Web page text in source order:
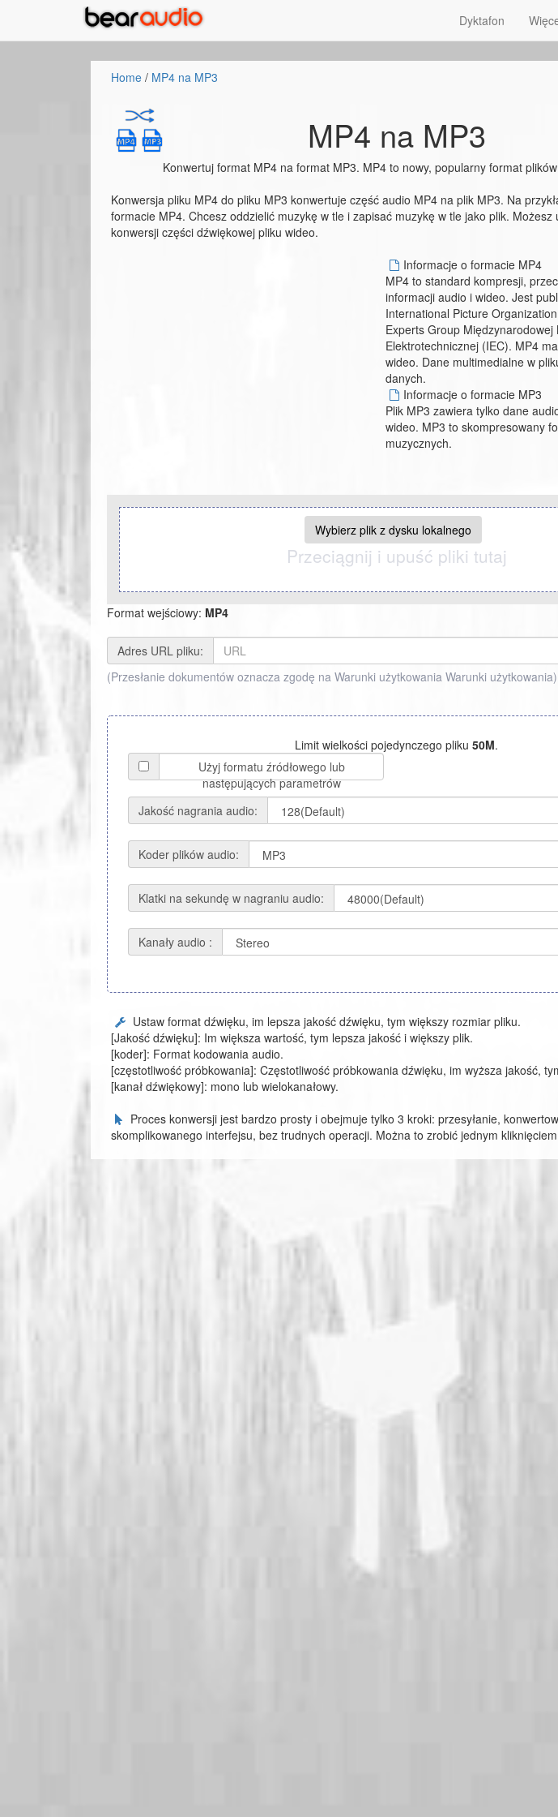
Dyktafon
Home / MP4 na MP3
MP4 na MP3
Konwertuj format MP4 na format MP3. MP4 to nowy, popularny format
Konwersja pliku MP4 do pliku MP3 konwertuje część audio MP4 na plik MP3. Na
formacie MP4. Chcesz oddzielić muzykę w tle i zapisać muzykę w tle jako plik. Możesz
konwersji części dźwiękowej pliku wideo.
Informacje o formacie MP4
MP4 to standard kompresji,
informacji audio i wideo. Jest
International Picture
Experts Group Międzynarodowej
Elektrotechnicznej (IEC). MP4
wideo. Dane multimedialne w
danych.
Informacje o formacie MP3
Plik MP3 zawiera tylko dane
wideo. MP3 to skompresowany
muzycznych.
Wybierz plik z dysku lokalnego
Przeciągnij i upuść pliki tutaj
Format wejściowy: MP4
Adres URL pliku:
(Przesłanie dokumentów oznacza zgodę na Warunki użytkowania Warunki użytkowania)
Limit wielkości pojedynczego pliku 50M.
Użyj formatu źródłowego lub
następujących parametrów
Jakość nagrania audio:
Koder plików audio:
Klatki na sekundę w nagraniu audio:
Kanały audio :
Ustaw format dźwięku, im lepsza jakość dźwięku, tym większy rozmiar pliku.
[Jakość dźwięku]: Im większa wartość, tym lepsza jakość i większy plik.
[koder]: Format kodowania audio.
[częstotliwość próbkowania]: Częstotliwość próbkowania dźwięku, im wyższa jakość,
[kanał dźwiękowy]: mono lub wielokanałowy.
Proces konwersji jest bardzo prosty i obejmuje tylko 3 kroki: przesyłanie,
skomplikowanego interfejsu, bez trudnych operacji. Można to zrobić jednym